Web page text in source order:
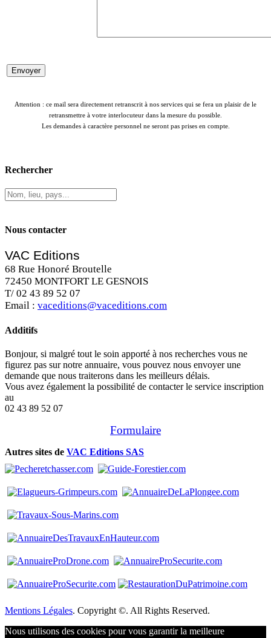
Attention : ce mail sera directement retranscrit à nos services qui se fera un plaisir de le
retransmettre à votre interlocuteur dans la mesure du possible.
Les demandes à caractère personnel ne seront pas prises en compte.
Rechercher
Nous contacter
VAC Editions
68 Rue Honoré Broutelle
72450 MONTFORT LE GESNOIS
T/ 02 43 89 52 07
Email : vaceditions@vaceditions.com
Additifs
Bonjour, si malgré tout le soin apporté à nos recherches vous ne
figurez pas sur notre annuaire, vous pouvez nous envoyer une
demande que nous traiterons dans les meilleurs délais.
Vous avez également la possibilité de contacter le service inscription
au
02 43 89 52 07
Formulaire
Autres sites de VAC Editions SAS
Mentions Légales. Copyright ©. All Rights Reserved.
Nous utilisons des cookies pour vous garantir la meilleure